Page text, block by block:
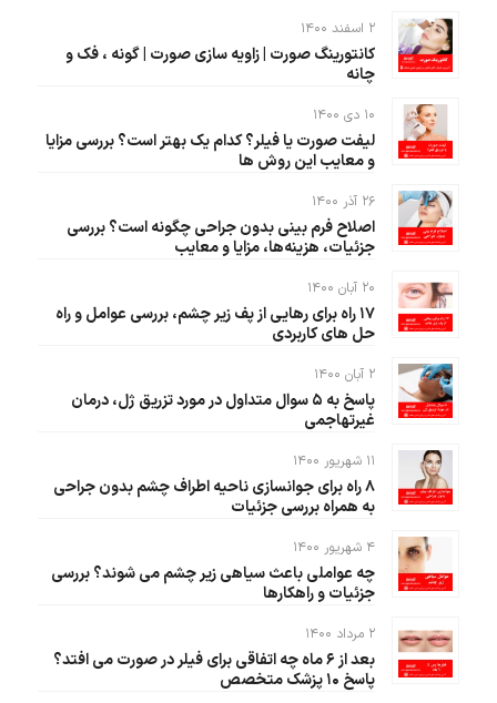
۲ اسفند ۱۴۰۰
کانتورینگ صورت | زاویه سازی صورت | گونه ، فک و
چانه
۱۰ دی ۱۴۰۰
لیفت صورت یا فیلر؟ کدام یک بهتر است؟ بررسی مزایا
و معایب این روش ها
۲۶ آذر ۱۴۰۰
اصلاح فرم بینی بدون جراحی چگونه است؟ بررسی
جزئیات، هزینه‌ها، مزایا و معایب
۲۰ آبان ۱۴۰۰
۱۷ راه برای رهایی از پف زیر چشم، بررسی عوامل و راه
حل های کاربردی
۲ آبان ۱۴۰۰
پاسخ به ۵ سوال متداول در مورد تزریق ژل، درمان
غیرتهاجمی
۱۱ شهریور ۱۴۰۰
۸ راه برای جوانسازی ناحیه اطراف چشم بدون جراحی
به همراه بررسی جزئیات
۴ شهریور ۱۴۰۰
چه عواملی باعث سیاهی زیر چشم می شوند؟ بررسی
جزئیات و راهکارها
۲ مرداد ۱۴۰۰
بعد از ۶ ماه چه اتفاقی برای فیلر در صورت می افتد؟
پاسخ ۱۰ پزشک متخصص